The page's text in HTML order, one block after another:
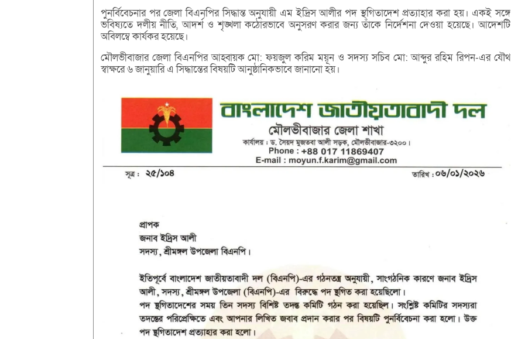
পুনর্বিবেচনার পর জেলা বিএনপির সিদ্ধান্ত অনুযায়ী এম ইদ্রিস আলীর পদ স্থগিতাদেশ প্রত্যাহার করা হয়। একই সঙ্গে
ভবিষ্যতে দলীয় নীতি, আদর্শ ও শৃঙ্খলা কঠোরভাবে অনুসরণ করার জন্য তাঁকে নির্দেশনা দেওয়া হয়েছে। আদেশটি
অবিলম্বে কার্যকর হয়েছে।
মৌলভীবাজার জেলা বিএনপির আহ্বায়ক মো: ফয়জুল করিম ময়ূন ও সদস্য সচিব মো: আব্দুর রহিম রিপন-এর যৌথ
স্বাক্ষরে ৬ জানুয়ারি এ সিদ্ধান্তের বিষয়টি আনুষ্ঠানিকভাবে জানানো হয়।